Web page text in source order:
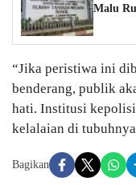
Malu
“Jika peristiwa ini
benderang, publik
hati. Institusi
kelalaian di
Bagikan